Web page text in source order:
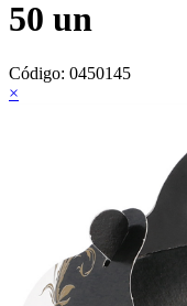
50 un
Código: 0450145
×